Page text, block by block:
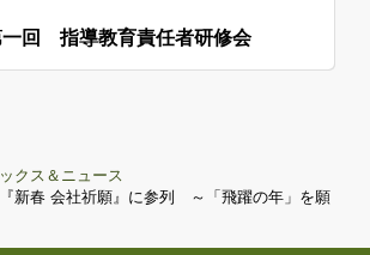
一回 指導教育責任者研修会
クス＆ニュース
新春 会社祈願』に参列 ～「飛躍の年」を願